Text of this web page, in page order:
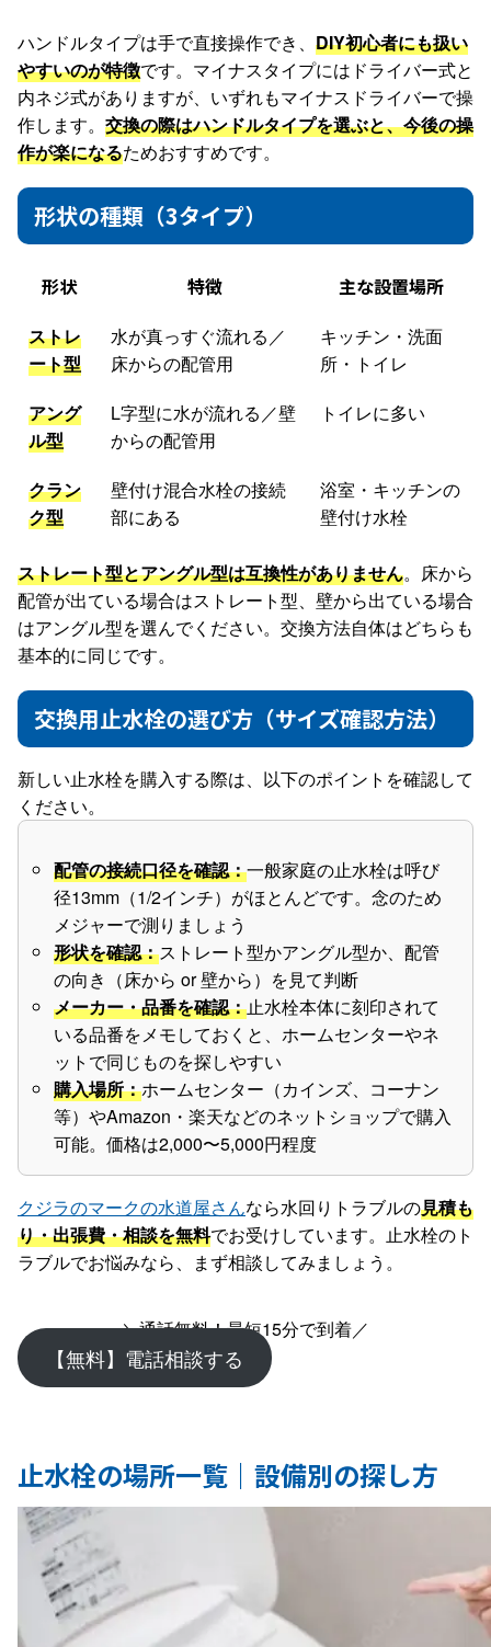
ハンドルタイプは手で直接操作でき、 DIY初心者にも扱い
やすいのが特徴です。マイナスタイプにはドライバー式と
内ネジ式がありますが、いずれもマイナスドライバーで操
作します。 交換の際はハンドルタイプを選ぶと、今後の操
作が楽になるためおすすめです。
形状の種類（3タイプ）
形状 特徴 主な設置場所
ストレ
ート型
水が真っすぐ流れる／
床からの配管用
キッチン・洗面
所・トイレ
アング
ル型
L字型に水が流れる／壁
からの配管用
トイレに多い
クラン
ク型
壁付け混合水栓の接続
部にある
浴室・キッチンの
壁付け水栓
ストレート型とアングル型は互換性がありません。床から
配管が出ている場合はストレート型、壁から出ている場合
はアングル型を選んでください。交換方法自体はどちらも
基本的に同じです。
交換用止水栓の選び方（サイズ確認方法）
新しい止水栓を購入する際は、以下のポイントを確認して
ください。
配管の接続口径を確認：一般家庭の止水栓は呼び
径13mm（1/2インチ）がほとんどです。念のため
メジャーで測りましょう
形状を確認：ストレート型かアングル型か、配管
の向き（床から or 壁から）を見て判断
メーカー・品番を確認：止水栓本体に刻印されて
いる品番をメモしておくと、ホームセンターやネ
ットで同じものを探しやすい
購入場所：ホームセンター（カインズ、コーナン
等）やAmazon・楽天などのネットショップで購入
可能。価格は2,000〜5,000円程度
クジラのマークの水道屋さんなら水回りトラブルの見積も
り・出張費・相談を無料でお受けしています。止水栓のト
ラブルでお悩みなら、まず相談してみましょう。
＼通話無料！最短15分で到着／
【無料】電話相談する
止水栓の場所一覧｜設備別の探し方